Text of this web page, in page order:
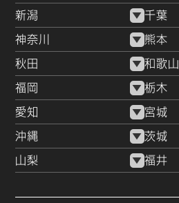
新潟 千葉
神奈川 熊本
秋田 和歌山
福岡 栃木
愛知 宮城
沖縄 茨城
山梨 福井